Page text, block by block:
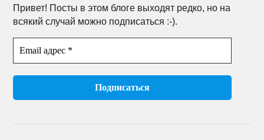
Привет! Посты в этом блоге выходят редко, но на
всякий случай можно подписаться :-).